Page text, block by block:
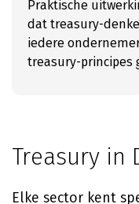
Praktische
dat treasury-
iedere
treasury-principes
Treasury in
Elke sector kent